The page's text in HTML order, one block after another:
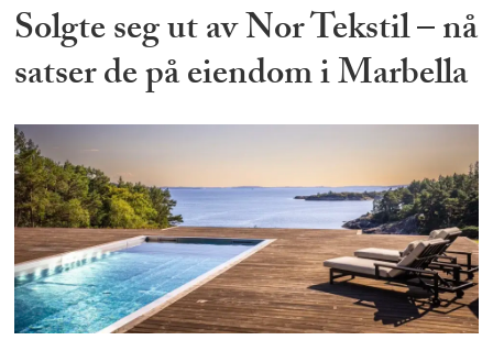
Solgte seg ut av Nor Tekstil – nå
satser de på eiendom i Marbella